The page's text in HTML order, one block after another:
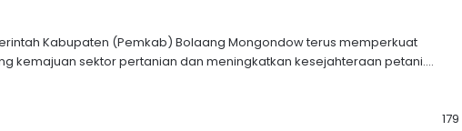
Kabupaten (Pemkab) Bolaang Mongondow terus memperkuat
kemajuan sektor pertanian dan meningkatkan kesejahteraan petani.…
179